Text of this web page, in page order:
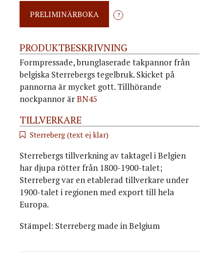
?
PRODUKTBESKRIVNING
Formpressade, brunglaserade takpannor från
belgiska Sterrebergs tegelbruk. Skicket på
pannorna är mycket gott. Tillhörande
nockpannor ärBN45
TILLVERKARE
Sterreberg (text ej klar)
Sterrebergs tillverkning av taktagel i Belgien
har djupa rötter från 1800-1900-talet;
Sterreberg var en etablerad tillverkare under
1900-talet i regionen med export till hela
Europa.
Stämpel: Sterreberg made in Belgium